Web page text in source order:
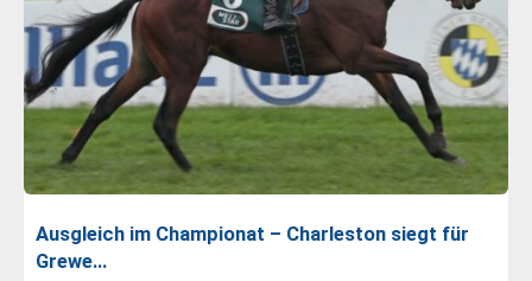
Ausgleich im Championat – Charleston siegt für
Grewe…